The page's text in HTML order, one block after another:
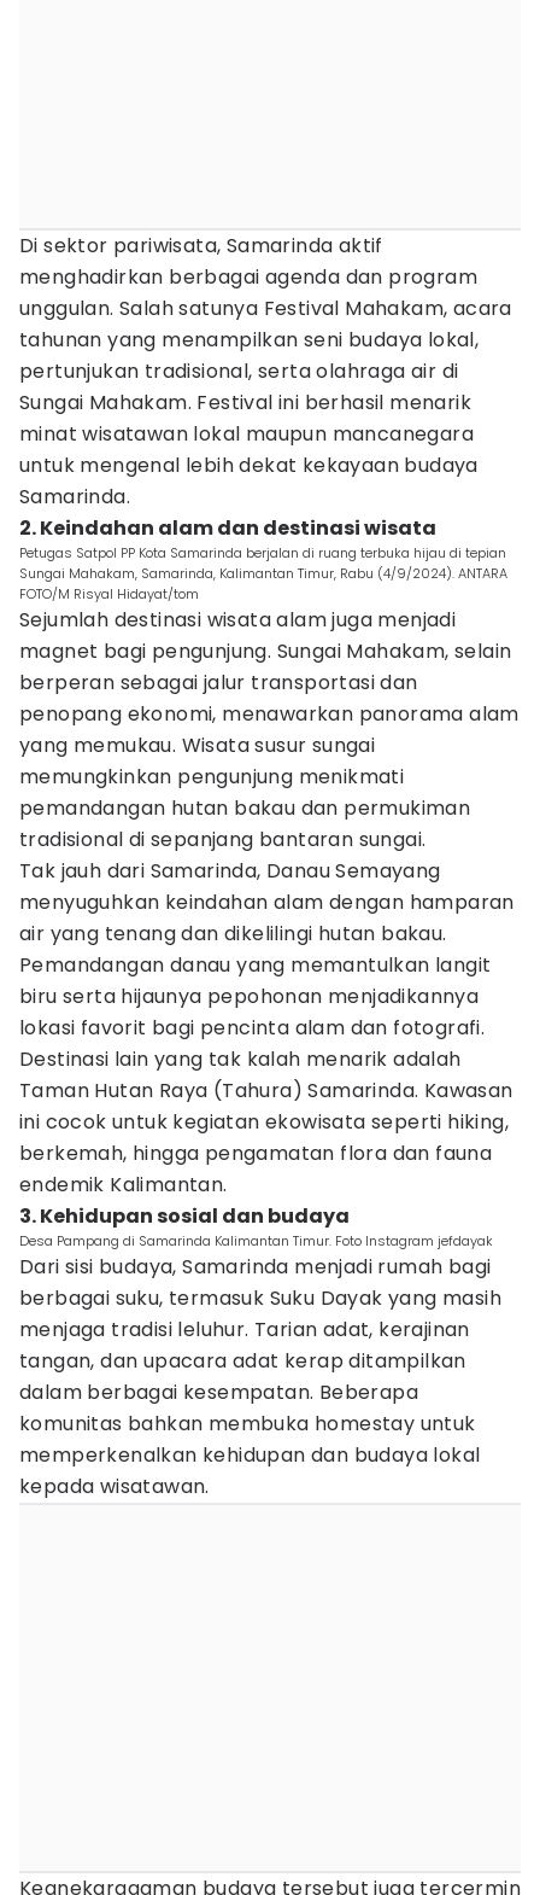
Di sektor pariwisata, Samarinda aktif
menghadirkan berbagai agenda dan program
unggulan. Salah satunya Festival Mahakam, acara
tahunan yang menampilkan seni budaya lokal,
pertunjukan tradisional, serta olahraga air di
Sungai Mahakam. Festival ini berhasil menarik
minat wisatawan lokal maupun mancanegara
untuk mengenal lebih dekat kekayaan budaya
Samarinda.
2. Keindahan alam dan destinasi wisata
Petugas Satpol PP Kota Samarinda berjalan di ruang terbuka hijau di tepian
Sungai Mahakam, Samarinda, Kalimantan Timur, Rabu (4/9/2024). ANTARA
FOTO/M Risyal Hidayat/tom
Sejumlah destinasi wisata alam juga menjadi
magnet bagi pengunjung. Sungai Mahakam, selain
berperan sebagai jalur transportasi dan
penopang ekonomi, menawarkan panorama alam
yang memukau. Wisata susur sungai
memungkinkan pengunjung menikmati
pemandangan hutan bakau dan permukiman
tradisional di sepanjang bantaran sungai.
Tak jauh dari Samarinda, Danau Semayang
menyuguhkan keindahan alam dengan hamparan
air yang tenang dan dikelilingi hutan bakau.
Pemandangan danau yang memantulkan langit
biru serta hijaunya pepohonan menjadikannya
lokasi favorit bagi pencinta alam dan fotografi.
Destinasi lain yang tak kalah menarik adalah
Taman Hutan Raya (Tahura) Samarinda. Kawasan
ini cocok untuk kegiatan ekowisata seperti hiking,
berkemah, hingga pengamatan flora dan fauna
endemik Kalimantan.
3. Kehidupan sosial dan budaya
Desa Pampang di Samarinda Kalimantan Timur. Foto Instagram jefdayak
Dari sisi budaya, Samarinda menjadi rumah bagi
berbagai suku, termasuk Suku Dayak yang masih
menjaga tradisi leluhur. Tarian adat, kerajinan
tangan, dan upacara adat kerap ditampilkan
dalam berbagai kesempatan. Beberapa
komunitas bahkan membuka homestay untuk
memperkenalkan kehidupan dan budaya lokal
kepada wisatawan.
Keanekaragaman budaya tersebut juga tercermin